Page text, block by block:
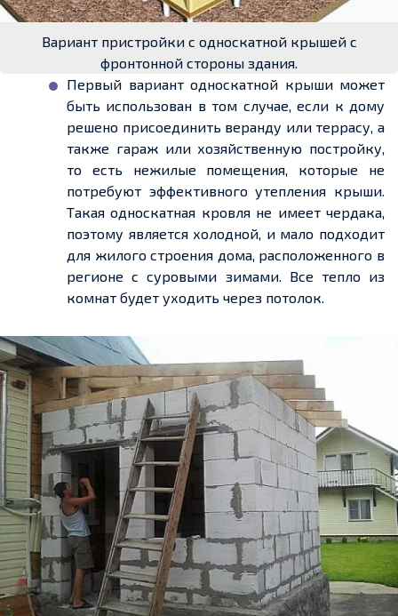
Вариант пристройки с односкатной крышей с
фронтонной стороны здания.
Первый вариант односкатной крыши может
быть использован в том случае, если к дому
решено присоединить веранду или террасу, а
также гараж или хозяйственную постройку,
то есть нежилые помещения, которые не
потребуют эффективного утепления крыши.
Такаяодноскатная кровля не имеет чердака,
поэтому является холодной, и мало подходит
для жилого строения дома, расположенного в
регионе с суровыми зимами. Все тепло из
комнат будет уходить через потолок.